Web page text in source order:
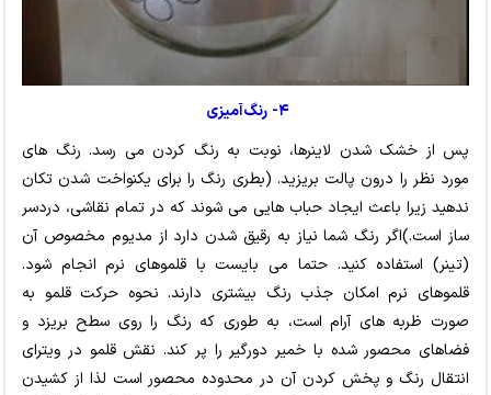
۴- رنگ‌آمیزی
پس از خشک شدن لاینرها، نوبت به رنگ کردن می رسد. رنگ های
مورد نظر را درون پالت بریزید. (بطری رنگ را برای یکنواخت شدن تکان
ندهید زیرا باعث ایجاد حباب هایی می شوند که در تمام نقاشی، دردسر
ساز است.)اگر رنگ شما نیاز به رقیق شدن دارد از مدیوم مخصوص آن
(تینر) استفاده کنید. حتما می بایست با قلموهای نرم انجام شود.
قلموهای نرم امکان جذب رنگ بیشتری دارند. نحوه حرکت قلمو به
صورت ظربه های آرام است، به طوری که رنگ را روی سطح بریزد و
فضاهای محصور شده با خمیر دورگیر را پر کند. نقش قلمو در ویترای
انتقال رنگ و پخش کردن آن در محدوده محصور است لذا از کشیدن